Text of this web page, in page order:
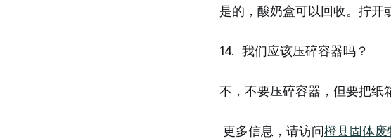
是的，酸奶盒可以回收。拧开
14. 我们应该压碎容器吗？
不，不要压碎容器，但要把纸
更多信息，请访问橙县固体废